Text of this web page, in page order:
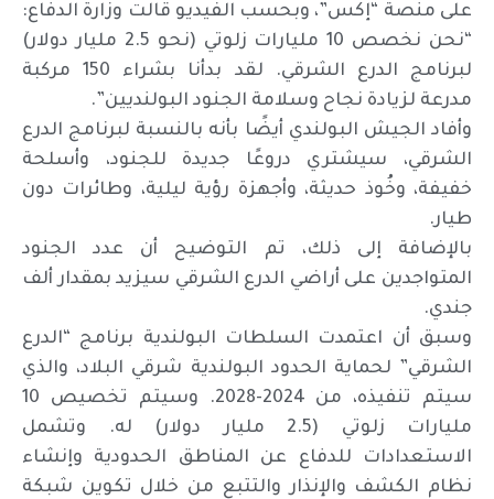
على منصة “إكس”، وبحسب الفيديو قالت وزارة الدفاع:
“نحن نخصص 10 مليارات زلوتي (نحو 2.5 مليار دولار)
لبرنامج الدرع الشرقي. لقد بدأنا بشراء 150 مركبة
مدرعة لزيادة نجاح وسلامة الجنود البولنديين”.
وأفاد الجيش البولندي أيضًا بأنه بالنسبة لبرنامج الدرع
الشرقي، سيشتري دروعًا جديدة للجنود، وأسلحة
خفيفة، وخُوذ حديثة، وأجهزة رؤية ليلية، وطائرات دون
طيار.
بالإضافة إلى ذلك، تم التوضيح أن عدد الجنود
المتواجدين على أراضي الدرع الشرقي سيزيد بمقدار ألف
جندي.
وسبق أن اعتمدت السلطات البولندية برنامج “الدرع
الشرقي” لحماية الحدود البولندية شرقي البلاد، والذي
سيتم تنفيذه، من 2024-2028. وسيتم تخصيص 10
مليارات زلوتي (2.5 مليار دولار) له. وتشمل
الاستعدادات للدفاع عن المناطق الحدودية وإنشاء
نظام الكشف والإنذار والتتبع من خلال تكوين شبكة